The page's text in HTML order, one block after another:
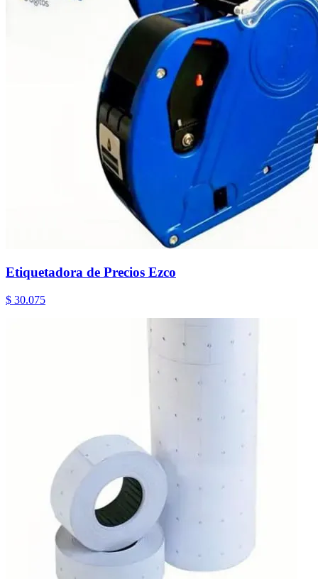
Etiquetadora de Precios Ezco
$ 30.075